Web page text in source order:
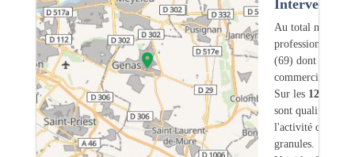
Intervention
Au total nous
professionnels
(69) dont
commerciale
Sur les 1211
sont qualifiés
l'activité
granules.